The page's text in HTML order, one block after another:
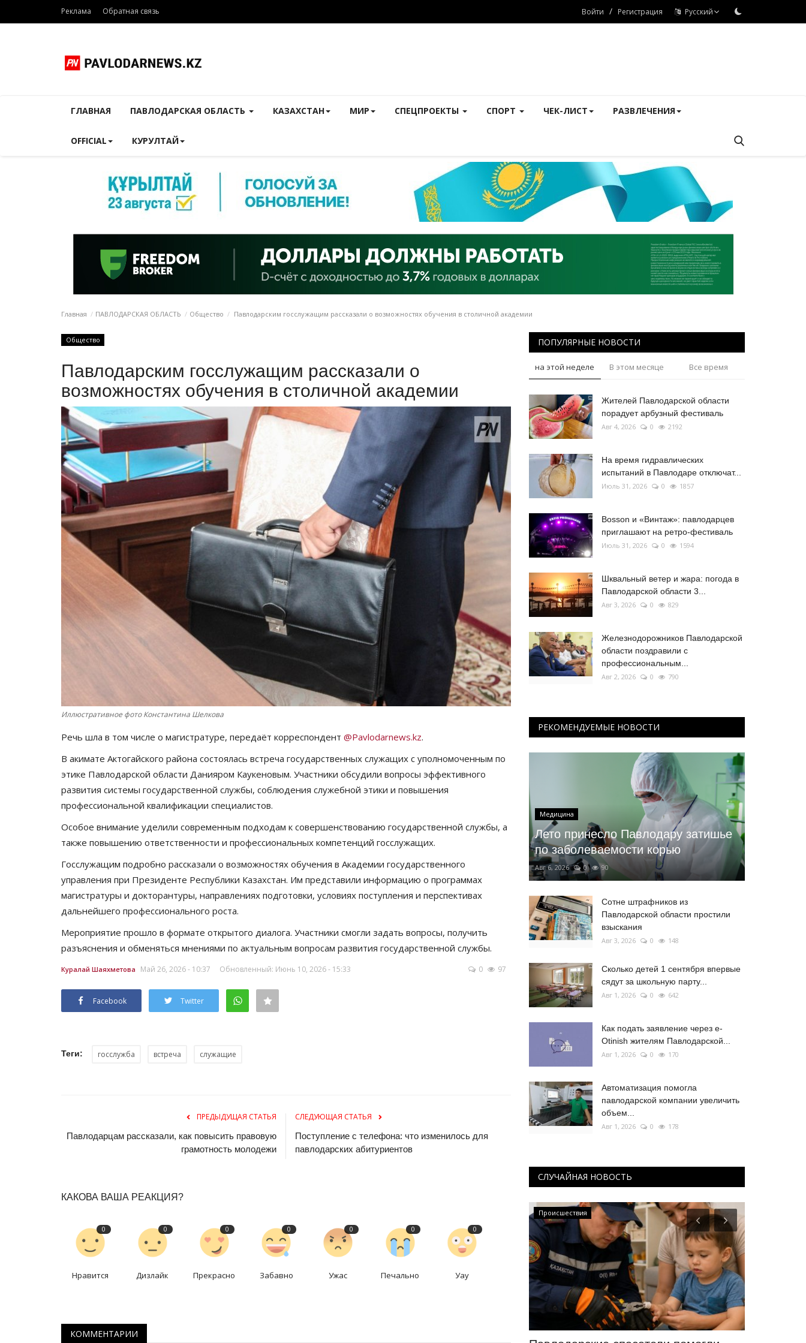
Реклама Обратная связь Войти / Регистрация Русский
ГЛАВНАЯ ПАВЛОДАРСКАЯ ОБЛАСТЬ КАЗАХСТАН МИР СПЕЦПРОЕКТЫ СПОРТ ЧЕК-ЛИСТ РАЗВЛЕЧЕНИЯ
OFFICIAL КУРУЛТАЙ
Главная ПАВЛОДАРСКАЯ ОБЛАСТЬ Общество Павлодарским госслужащим рассказали о возможностях обучения в столичной академии
Общество
Павлодарским госслужащим рассказали о
возможностях обучения в столичной академии
Иллюстративное фото Константина Шелкова
Речь шла в том числе о магистратуре, передаёт корреспондент @Pavlodarnews.kz.
В акимате Актогайского района состоялась встреча государственных служащих с уполномоченным по
этике Павлодарской области Данияром Каукеновым. Участники обсудили вопросы эффективного
развития системы государственной службы, соблюдения служебной этики и повышения
профессиональной квалификации специалистов.
Особое внимание уделили современным подходам к совершенствованию государственной службы, а
также повышению ответственности и профессиональных компетенций госслужащих.
Госслужащим подробно рассказали о возможностях обучения в Академии государственного
управления при Президенте Республики Казахстан. Им представили информацию о программах
магистратуры и докторантуры, направлениях подготовки, условиях поступления и перспективах
дальнейшего профессионального роста.
Мероприятие прошло в формате открытого диалога. Участники смогли задать вопросы, получить
разъяснения и обменяться мнениями по актуальным вопросам развития государственной службы.
Куралай Шаяхметова Май 26, 2026 - 10:37 Обновленный: Июнь 10, 2026 - 15:33 0 97
Facebook Twitter
Теги: госслужба встреча служащие
ПРЕДЫДУЩАЯ СТАТЬЯ
Павлодарцам рассказали, как повысить правовую
грамотность молодежи
СЛЕДУЮЩАЯ СТАТЬЯ
Поступление с телефона: что изменилось для
павлодарских абитуриентов
КАКОВА ВАША РЕАКЦИЯ?
0
Нравится
0
Дизлайк
0
Прекрасно
0
Забавно
0
Ужас
0
Печально
0
Уау
КОММЕНТАРИИ
ПОПУЛЯРНЫЕ НОВОСТИ
на этой неделе В этом месяце Все время
Жителей Павлодарской области
порадует арбузный фестиваль
Авг 4, 2026 0 2192
На время гидравлических
испытаний в Павлодаре отключат...
Июль 31, 2026 0 1857
Bosson и «Винтаж»: павлодарцев
приглашают на ретро-фестиваль
Июль 31, 2026 0 1594
Шквальный ветер и жара: погода в
Павлодарской области 3...
Авг 3, 2026 0 829
Железнодорожников Павлодарской
области поздравили с
профессиональным...
Авг 2, 2026 0 790
РЕКОМЕНДУЕМЫЕ НОВОСТИ
Медицина
Лето принесло Павлодару затишье
по заболеваемости корью
Авг 6, 2026 0 90
Сотне штрафников из
Павлодарской области простили
взыскания
Авг 3, 2026 0 148
Сколько детей 1 сентября впервые
сядут за школьную парту...
Авг 1, 2026 0 642
Как подать заявление через e-
Otinish жителям Павлодарской...
Авг 1, 2026 0 170
Автоматизация помогла
павлодарской компании увеличить
объем...
Авг 1, 2026 0 178
СЛУЧАЙНАЯ НОВОСТЬ
Происшествия